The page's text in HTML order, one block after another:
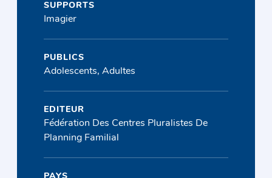
SUPPORTS
Imagier
PUBLICS
Adolescents, Adultes
EDITEUR
Fédération Des Centres Pluralistes De
Planning Familial